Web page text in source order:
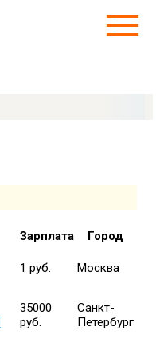
Зарплата Город
1 руб. Москва
35000
руб.
Санкт-
Петербург